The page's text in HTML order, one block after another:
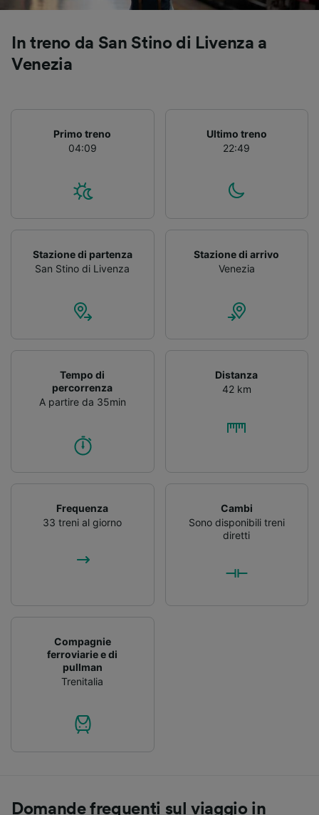
In treno da San Stino di Livenza a
Venezia
Primo treno
04:09
Ultimo treno
22:49
Stazione di partenza
San Stino di Livenza
Stazione di arrivo
Venezia
Tempo di
percorrenza
A partire da 35min
Distanza
42 km
Frequenza
33 treni al giorno
Cambi
Sono disponibili treni
diretti
Compagnie
ferroviarie e di
pullman
Trenitalia
Domande frequenti sul viaggio in
Utilizzare dati di geolocalizzazione precisi.
dispositivo ai fini dell’identificazione.
Archiviare informazioni su dispositivo e/o
accedervi. Pubblicità e contenuti
pubblico, sviluppo di servizi.
Elenco dei partner (fornitori)